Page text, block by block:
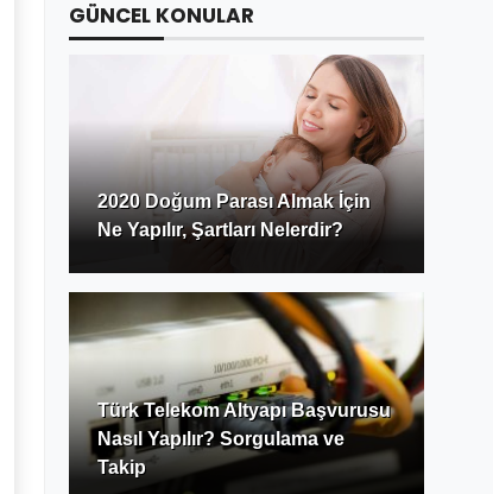
GÜNCEL KONULAR
2020 Doğum Parası Almak İçin
Ne Yapılır, Şartları Nelerdir?
Türk Telekom Altyapı Başvurusu
Nasıl Yapılır? Sorgulama ve
Takip